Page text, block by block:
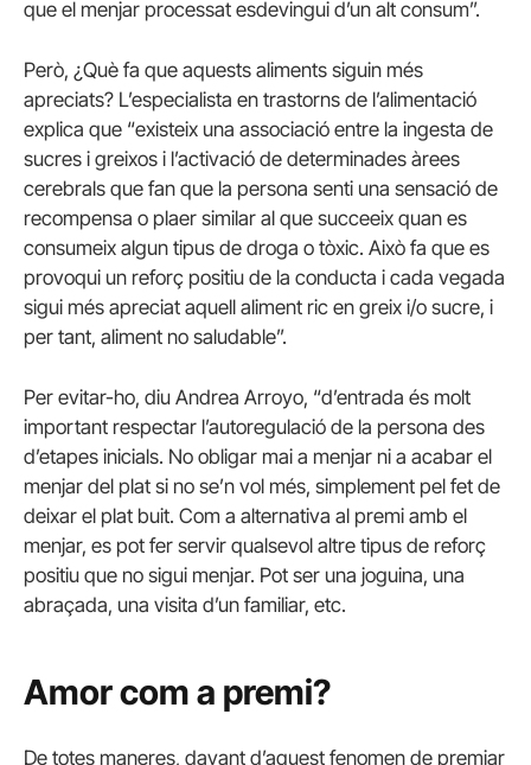
que el menjar processat esdevingui d’un alt consum”.
Però, ¿Què fa que aquests aliments siguin més
apreciats? L’especialista en trastorns de l’alimentació
explica que “existeix una associació entre la ingesta de
sucres i greixos i l’activació de determinades àrees
cerebrals que fan que la persona senti una sensació de
recompensa o plaer similar al que succeeix quan es
consumeix algun tipus de droga o tòxic. Això fa que es
provoqui un reforç positiu de la conducta i cada vegada
sigui més apreciat aquell aliment ric en greix i/o sucre, i
per tant, aliment no saludable”.
Per evitar-ho, diu Andrea Arroyo, “d’entrada és molt
important respectar l’autoregulació de la persona des
d’etapes inicials. No obligar mai a menjar ni a acabar el
menjar del plat si no se’n vol més, simplement pel fet de
deixar el plat buit. Com a alternativa al premi amb el
menjar, es pot fer servir qualsevol altre tipus de reforç
positiu que no sigui menjar. Pot ser una joguina, una
abraçada, una visita d’un familiar, etc.
Amor com a premi?
De totes maneres, davant d’aquest fenomen de premiar